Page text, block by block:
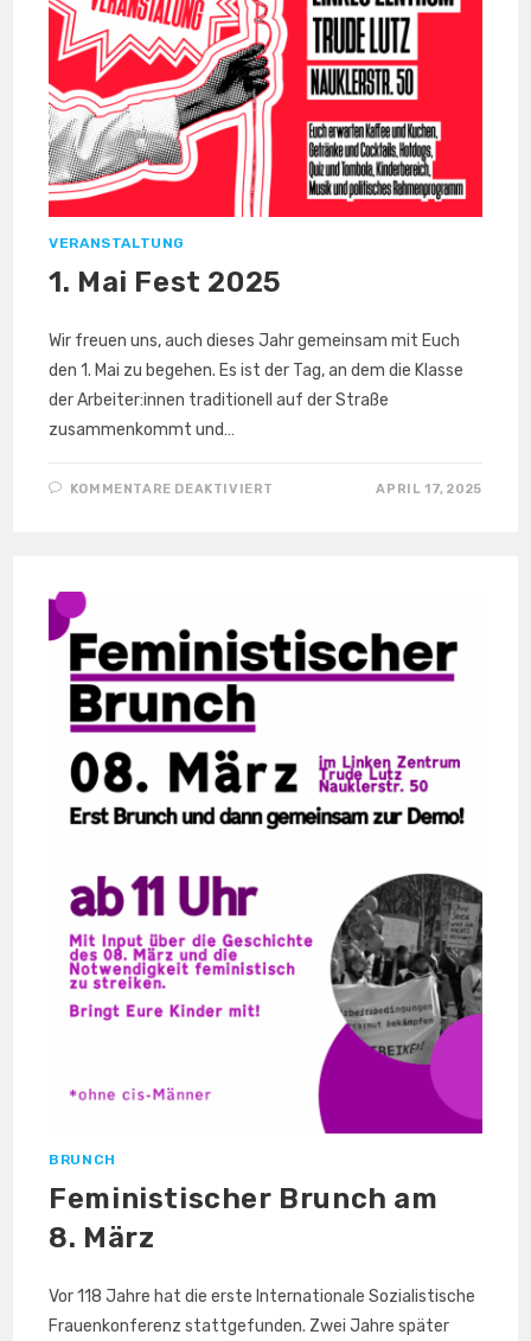
VERANSTALTUNG
1. Mai Fest 2025
Wir freuen uns, auch dieses Jahr gemeinsam mit Euch
den 1. Mai zu begehen. Es ist der Tag, an dem die Klasse
der Arbeiter:innen traditionell auf der Straße
zusammenkommt und…
KOMMENTARE DEAKTIVIERT APRIL 17, 2025
BRUNCH
Feministischer Brunch am
8. März
Vor 118 Jahre hat die erste Internationale Sozialistische
Frauenkonferenz stattgefunden. Zwei Jahre später